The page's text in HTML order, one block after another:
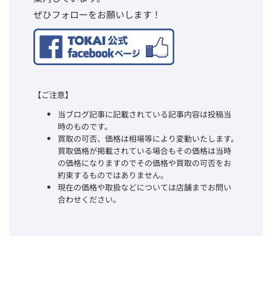
ぜひフォローをお願いします！
【ご注意】
当ブログ記事に記載されている記事内容は投稿当
時のものです。
買取の可否、価格は相場等により変動いたします。
買取価格が掲載されている場合もその価格は当時
の価格になりますのでその価格や買取の可否をお
約束するものではありません。
現在の価格や取扱などについては店舗までお問い
合わせください。